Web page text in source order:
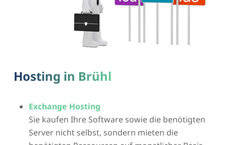
Hosting in Brühl
Exchange Hosting
Sie kaufen Ihre Software sowie die benötigten
Server nicht selbst, sondern mieten die